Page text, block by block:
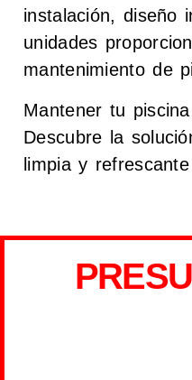
instalación, diseño
unidades
mantenimiento de
Mantener tu
Descubre la
limpia y